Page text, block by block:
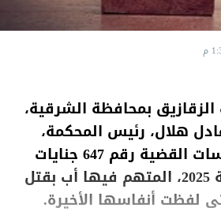
بمحافظة الشرقية،
هلال، رئيس المحكمة،
اليوم، نظر ثاني جلسات القضية رقم 647 جنايات
مركز الزقازيق لسنة 2025، المتهم فيها أب بقتل
لفظت أنفاسها الأخيرة.